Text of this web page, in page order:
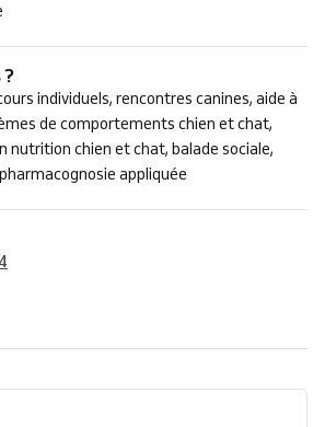
?
individuels, rencontres canines, aide à
de comportements chien et chat,
nutrition chien et chat, balade sociale,
appliquée